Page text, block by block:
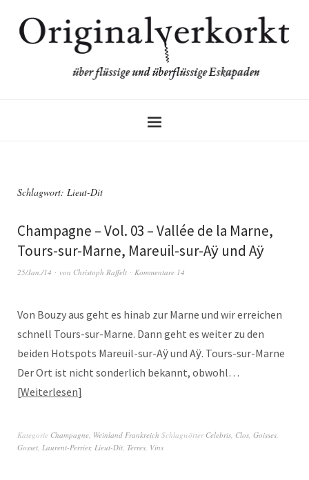
Schlagwort: Lieut-Dit
Champagne – Vol. 03 – Vallée de la Marne,
Tours-sur-Marne, Mareuil-sur-Aӱ und Aӱ
25/Jan./14 von Christoph Raffelt Kommentare 14
Von Bouzy aus geht es hinab zur Marne und wir erreichen
schnell Tours-sur-Marne. Dann geht es weiter zu den
beiden Hotspots Mareuil-sur-Aӱ und Aӱ. Tours-sur-Marne
Der Ort ist nicht sonderlich bekannt, obwohl…
Weiterlesen
Kategorie Champagne Weinland Frankreich Schlagwörter Celebris Clos Goisses
Gosset Laurent-Perrier, Lieut-Dit Terres Vins